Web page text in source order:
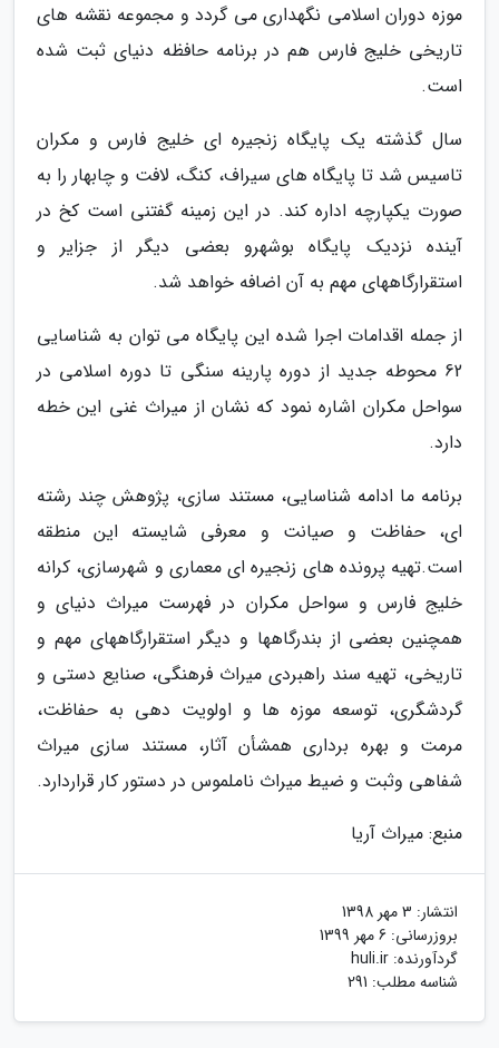
موزه دوران اسلامی نگهداری می گردد و مجموعه نقشه های
تاریخی خلیج فارس هم در برنامه حافظه دنیای ثبت شده
است.
سال گذشته یک پایگاه زنجیره ای خلیج فارس و مکران
تاسیس شد تا پایگاه های سیراف، کنگ، لافت و چابهار را به
صورت یکپارچه اداره کند. در این زمینه گفتنی است کخ در
آینده نزدیک پایگاه بوشهرو بعضی دیگر از جزایر و
استقرارگاههای مهم به آن اضافه خواهد شد.
از جمله اقدامات اجرا شده این پایگاه می توان به شناسایی
62 محوطه جدید از دوره پارینه سنگی تا دوره اسلامی در
سواحل مکران اشاره نمود که نشان از میراث غنی این خطه
دارد.
برنامه ما ادامه شناسایی، مستند سازی، پژوهش چند رشته
ای، حفاظت و صیانت و معرفی شایسته این منطقه
است.تهیه پرونده های زنجیره ای معماری و شهرسازی، کرانه
خلیج فارس و سواحل مکران در فهرست میراث دنیای و
همچنین بعضی از بندرگاهها و دیگر استقرارگاههای مهم و
تاریخی، تهیه سند راهبردی میراث فرهنگی، صنایع دستی و
گردشگری، توسعه موزه ها و اولویت دهی به حفاظت،
مرمت و بهره برداری همشأن آثار، مستند سازی میراث
شفاهی وثبت و ضیط میراث ناملموس در دستور کار قراردارد.
منبع: میراث آریا
انتشار: 3 مهر 1398
بروزرسانی: 6 مهر 1399
گردآورنده: huli.ir
شناسه مطلب: 291